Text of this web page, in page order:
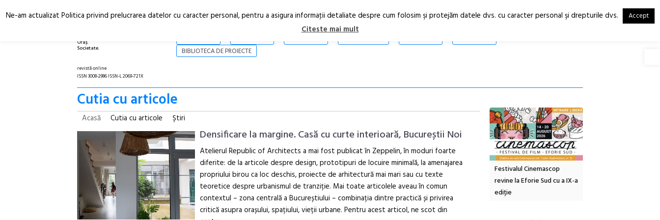
Oraș.
Societate.
RO
EN
BIBLIOTECA DE PROIECTE
revistă online
ISSN 3008-2986 ISSN-L 2069-721X
Cutia cu articole
Acasă Cutia cu articole Ştiri
Densificare la margine. Casă cu curte interioară, Bucureștii Noi
Atelierul Republic of Architects a mai fost publicat în Zeppelin, în moduri foarte
diferite: de la articole despre design, prototipuri de locuire minimală, la amenajarea
propriului birou ca loc deschis, proiecte de arhitectură mai mari sau cu texte
teoretice despre urbanismul de tranziție. Mai toate articolele aveau în comun
contextul – zona centrală a Bucureștiului – combinația dintre practică și privirea
critică asupra orașului, spațiului, vieții urbane. Pentru acest articol, ne scot din
Anuala de artă urbană
Artown NOW #5:
Gramatica libertății
Festivalul Cinemascop
revine la Eforie Sud cu a IX-a
ediție
Ne-am actualizat Politica privind prelucrarea datelor cu caracter personal, pentru a asigura informaţii detaliate despre cum folosim şi protejăm datele dvs. cu caracter personal şi drepturile dvs. Accept
Citeste mai mult